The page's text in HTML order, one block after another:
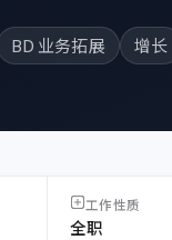
BD 业务拓展 增长
工作性质
全职